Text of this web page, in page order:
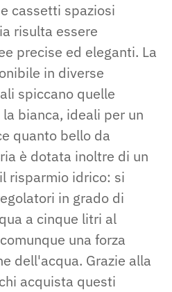
cassetti spaziosi
risulta essere
precise ed eleganti. La
in diverse
spiccano quelle
bianca, ideali per un
quanto bello da
è dotata inoltre di un
risparmio idrico: si
in grado di
a cinque litri al
una forza
dell'acqua. Grazie alla
acquista questi